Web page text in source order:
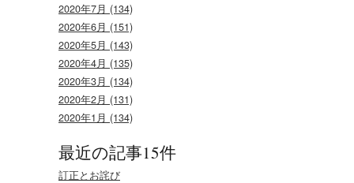
2020年7月 (134)
2020年6月 (151)
2020年5月 (143)
2020年4月 (135)
2020年3月 (134)
2020年2月 (131)
2020年1月 (134)
最近の記事15件
訂正とお詫び